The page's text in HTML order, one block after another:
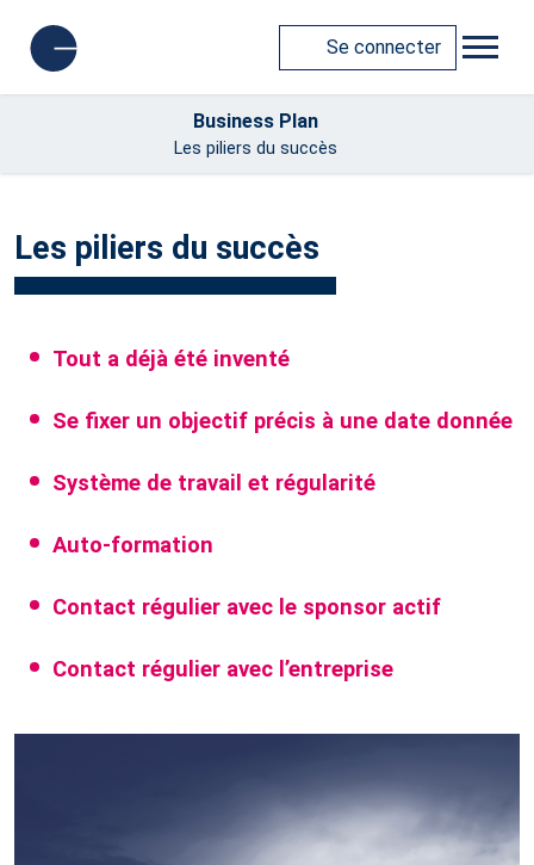
Se connecter
Business Plan
Les piliers du succès
Les piliers du succès
Tout a déjà été inventé
Se fixer un objectif précis à une date donnée
Système de travail et régularité
Auto-formation
Contact régulier avec le sponsor actif
Contact régulier avec l’entreprise